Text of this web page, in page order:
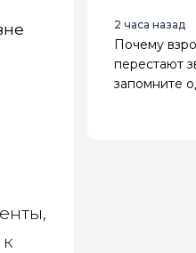
руками
2 часа назад
Почему
перестают
запомните